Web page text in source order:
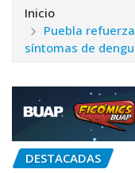
Inicio
Puebla
síntomas de
DESTACADAS